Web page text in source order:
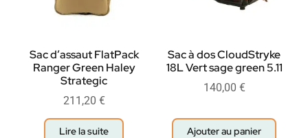
Sac d’assaut FlatPack
Ranger Green Haley
Strategic
211,20 €
Lire la suite
Sac à dos CloudStryke
18L Vert sage green 5.11
140,00 €
Ajouter au panier